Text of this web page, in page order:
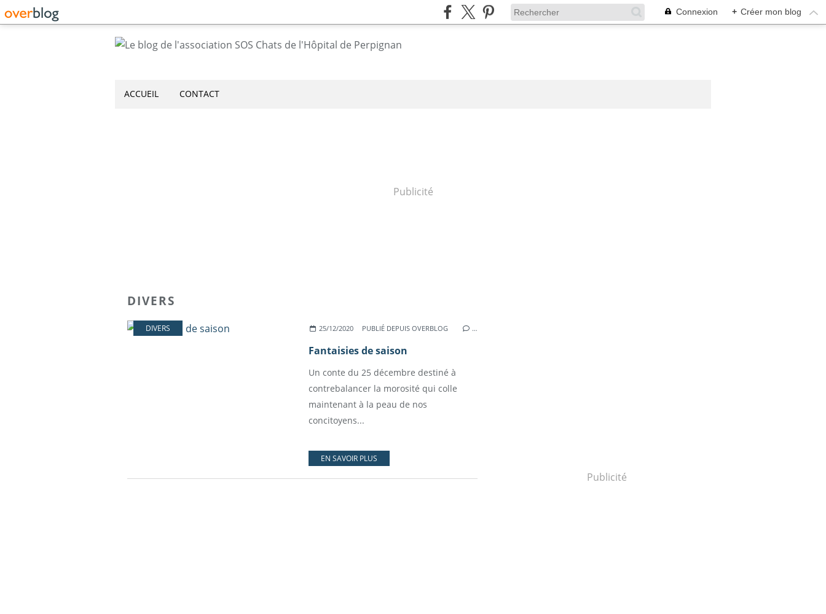
Connexion + Créer mon blog
ACCUEIL CONTACT
Publicité
DIVERS
DIVERS 25/12/2020 PUBLIÉ DEPUIS OVERBLOG …
Fantaisies de saison
Un conte du 25 décembre destiné à
contrebalancer la morosité qui colle
maintenant à la peau de nos
concitoyens...
EN SAVOIR PLUS
Publicité